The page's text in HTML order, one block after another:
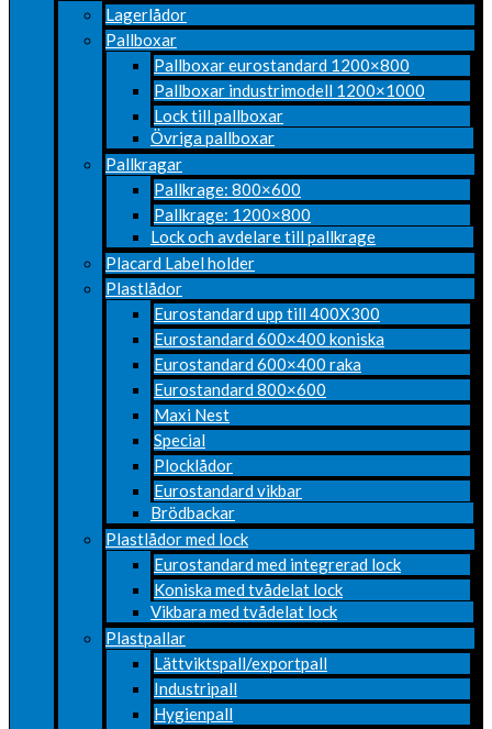
Lagerlådor
Pallboxar
Pallboxar eurostandard 1200×800
Pallboxar industrimodell 1200×1000
Lock till pallboxar
Övriga pallboxar
Pallkragar
Pallkrage: 800×600
Pallkrage: 1200×800
Lock och avdelare till pallkrage
Placard Label holder
Plastlådor
Eurostandard upp till 400X300
Eurostandard 600×400 koniska
Eurostandard 600×400 raka
Eurostandard 800×600
Maxi Nest
Special
Plocklådor
Eurostandard vikbar
Brödbackar
Plastlådor med lock
Eurostandard med integrerad lock
Koniska med tvådelat lock
Vikbara med tvådelat lock
Plastpallar
Lättviktspall/exportpall
Industripall
Hygienpall